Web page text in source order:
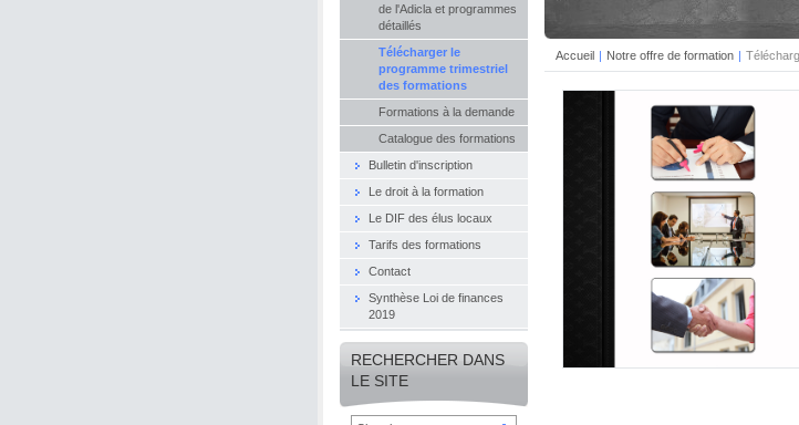
Accueil | Notre offre de formation |
de l'Adicla et programmes
détaillés
Télécharger le
programme trimestriel
des formations
Formations à la demande
Catalogue des formations
Bulletin d'inscription
Le droit à la formation
Le DIF des élus locaux
Tarifs des formations
Contact
Synthèse Loi de finances
2019
RECHERCHER DANS
LE SITE